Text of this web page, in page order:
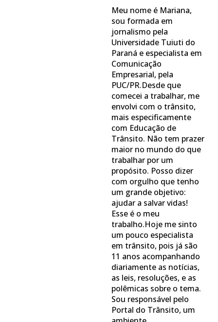
Meu nome é Mariana,
sou formada em
jornalismo pela
Universidade Tuiuti do
Paraná e especialista em
Comunicação
Empresarial, pela
PUC/PR.Desde que
comecei a trabalhar, me
envolvi com o trânsito,
mais especificamente
com Educação de
Trânsito. Não tem prazer
maior no mundo do que
trabalhar por um
propósito. Posso dizer
com orgulho que tenho
um grande objetivo:
ajudar a salvar vidas!
Esse é o meu
trabalho.Hoje me sinto
um pouco especialista
em trânsito, pois já são
11 anos acompanhando
diariamente as notícias,
as leis, resoluções, e as
polêmicas sobre o tema.
Sou responsável pelo
Portal do Trânsito, um